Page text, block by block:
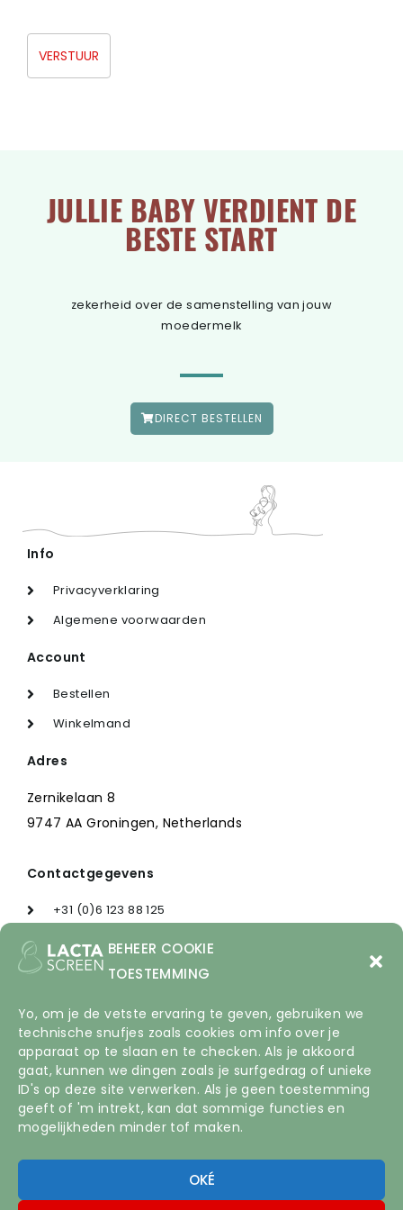
BEHEER COOKIE
TOESTEMMING
Yo, om je de vetste ervaring te geven, gebruiken we
technische snufjes zoals cookies om info over je
apparaat op te slaan en te checken. Als je akkoord
gaat, kunnen we dingen zoals je surfgedrag of unieke
ID's op deze site verwerken. Als je geen toestemming
geeft of 'm intrekt, kan dat sommige functies en
mogelijkheden minder tof maken.
OKÉ
JULLIE BABY VERDIENT DE
BESTE START
zekerheid over de samenstelling van jouw
moedermelk
DIRECT BESTELLEN
Info
Privacyverklaring
Algemene voorwaarden
Account
Bestellen
Winkelmand
Adres
Zernikelaan 8
9747 AA Groningen, Netherlands
Contactgegevens
+31 (0)6 123 88 125
PARTNERS:
© All rights reserved | kvk 88071502 | BTW
NL864494610B01